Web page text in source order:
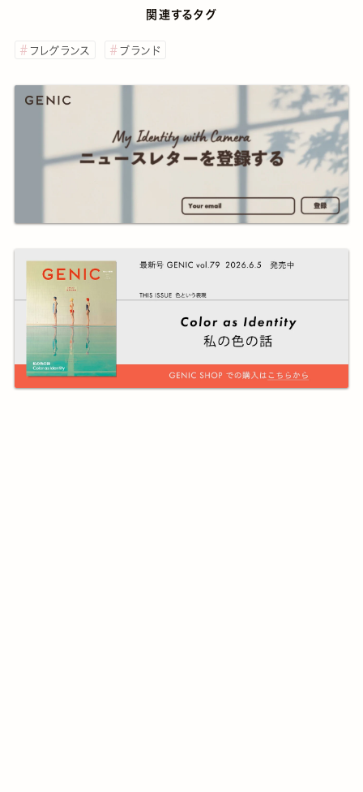
関連するタグ
フレグランス ブランド